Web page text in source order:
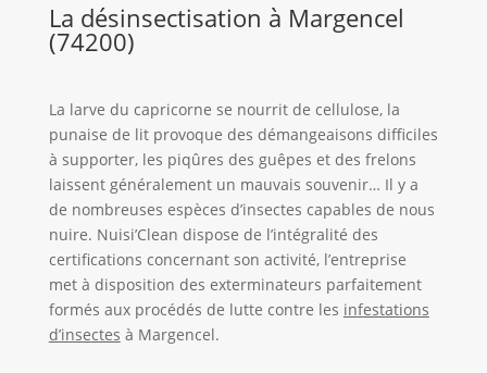
La désinsectisation à Margencel
(74200)
La larve du capricorne se nourrit de cellulose, la
punaise de lit provoque des démangeaisons difficiles
à supporter, les piqûres des guêpes et des frelons
laissent généralement un mauvais souvenir… Il y a
de nombreuses espèces d’insectes capables de nous
nuire. Nuisi’Clean dispose de l’intégralité des
certifications concernant son activité, l’entreprise
met à disposition des exterminateurs parfaitement
formés aux procédés de lutte contre les infestations
d’insectes à Margencel.